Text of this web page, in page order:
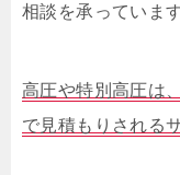
相談を承っています
高圧や特別高圧は
で見積もりされる